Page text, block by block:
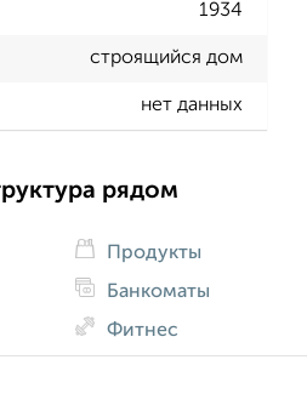
1934
строящийся дом
нет данных
рядом
Продукты
Банкоматы
Фитнес